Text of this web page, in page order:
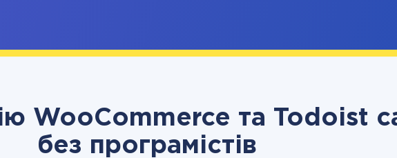
WooCommerce та Todoist
без програмістів